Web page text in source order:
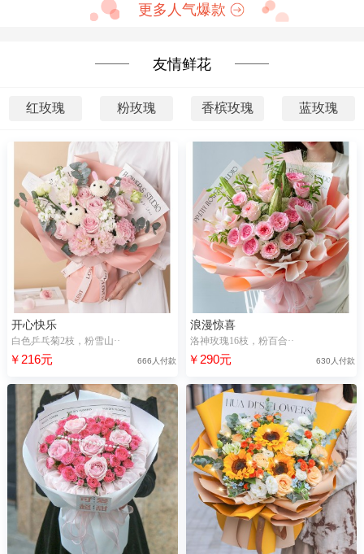
更多人气爆款
友情鲜花
红玫瑰 粉玫瑰 香槟玫瑰 蓝玫瑰
开心快乐
白色乒乓菊2枝，粉雪山··
￥216元 666人付款
浪漫惊喜
洛神玫瑰16枝，粉百合··
￥290元 630人付款